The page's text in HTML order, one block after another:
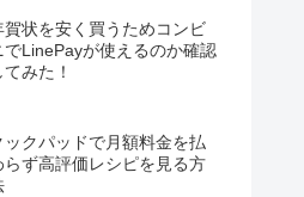
賀状を安く買うためコンビ
でLinePayが使えるのか確認
てみた！
ックパッドで月額料金を払
らず高評価レシピを見る方